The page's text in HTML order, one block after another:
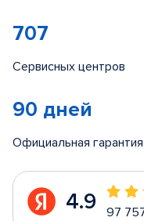
707
Сервисных центров
90 дней
Официальная гарантия
4.9 97